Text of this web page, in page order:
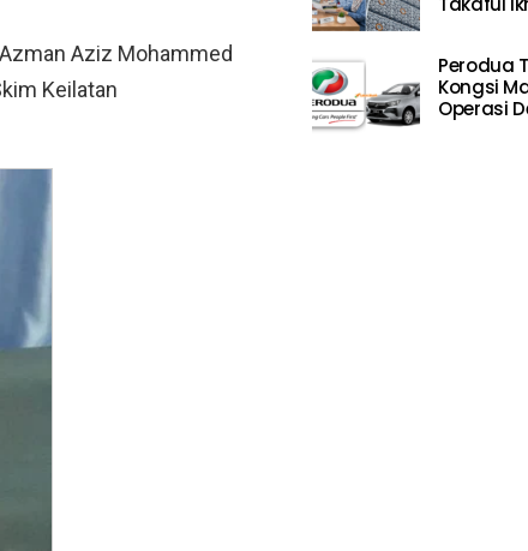
Aziz Mohammed
Keilatan
Perodua
Kongsi
Operasi